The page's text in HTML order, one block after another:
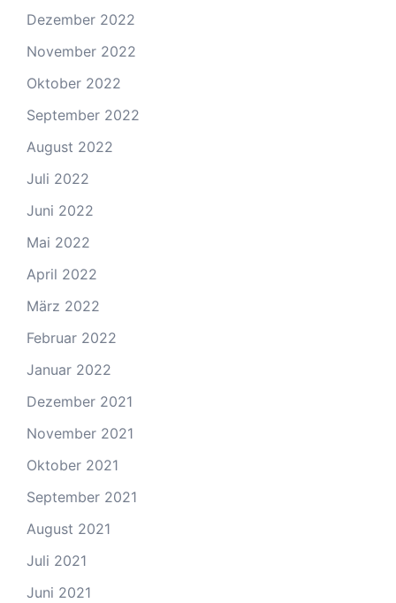
Dezember 2022
November 2022
Oktober 2022
September 2022
August 2022
Juli 2022
Juni 2022
Mai 2022
April 2022
März 2022
Februar 2022
Januar 2022
Dezember 2021
November 2021
Oktober 2021
September 2021
August 2021
Juli 2021
Juni 2021